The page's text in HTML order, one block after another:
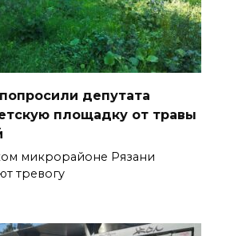
депутата
площадку от травы
микрорайоне Рязани
тревогу